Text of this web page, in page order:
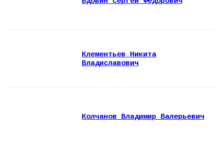
Клементьев Никита
Владиславович
Колчанов Владимир Валерьевич